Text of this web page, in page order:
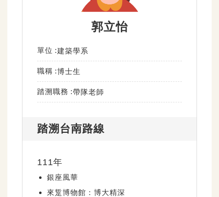
郭立怡
單位 建築學系
職稱 博士生
踏溯職務 帶隊老師
踏溯台南路線
111年
銀座風華
來踅博物館：博大精深